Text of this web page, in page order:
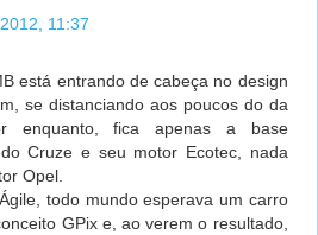
11:37
está entrando de cabeça no design
se distanciando aos poucos do da
enquanto, fica apenas a base
Cruze e seu motor Ecotec, nada
Opel.
todo mundo esperava um carro
GPix e, ao verem o resultado,